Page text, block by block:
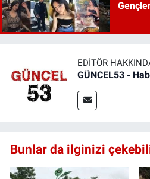
EDITÖR
GÜNCEL53 -
Bunlar da ilginizi